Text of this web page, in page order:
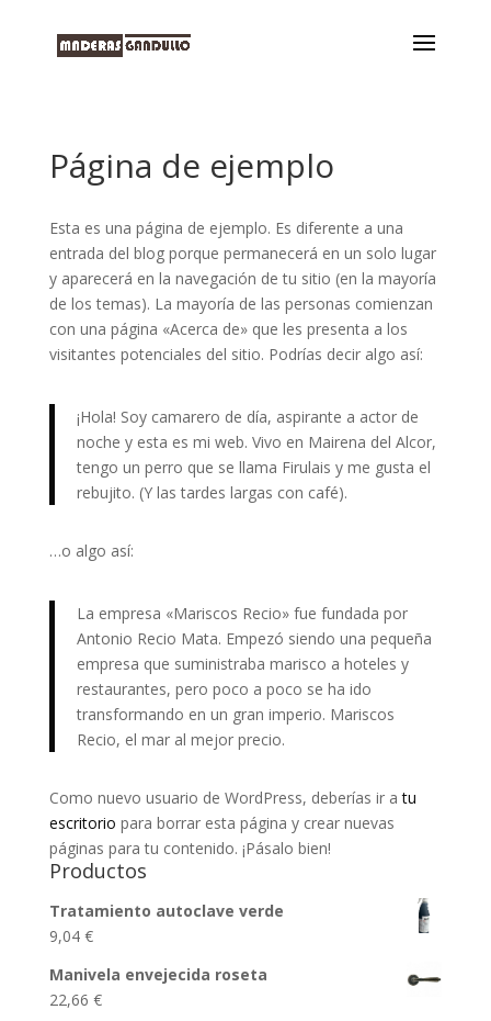
Página de ejemplo
Esta es una página de ejemplo. Es diferente a una
entrada del blog porque permanecerá en un solo lugar
y aparecerá en la navegación de tu sitio (en la mayoría
de los temas). La mayoría de las personas comienzan
con una página «Acerca de» que les presenta a los
visitantes potenciales del sitio. Podrías decir algo así:
¡Hola! Soy camarero de día, aspirante a actor de
noche y esta es mi web. Vivo en Mairena del Alcor,
tengo un perro que se llama Firulais y me gusta el
rebujito. (Y las tardes largas con café).
…o algo así:
La empresa «Mariscos Recio» fue fundada por
Antonio Recio Mata. Empezó siendo una pequeña
empresa que suministraba marisco a hoteles y
restaurantes, pero poco a poco se ha ido
transformando en un gran imperio. Mariscos
Recio, el mar al mejor precio.
Como nuevo usuario de WordPress, deberías ir atu
escritorio para borrar esta página y crear nuevas
páginas para tu contenido. ¡Pásalo bien!
Productos
Tratamiento autoclave verde
9,04 €
Manivela envejecida roseta
22,66 €